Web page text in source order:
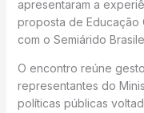
apresentaram a
proposta de Educação
com o Semiárido
O encontro reúne
representantes do
políticas públicas